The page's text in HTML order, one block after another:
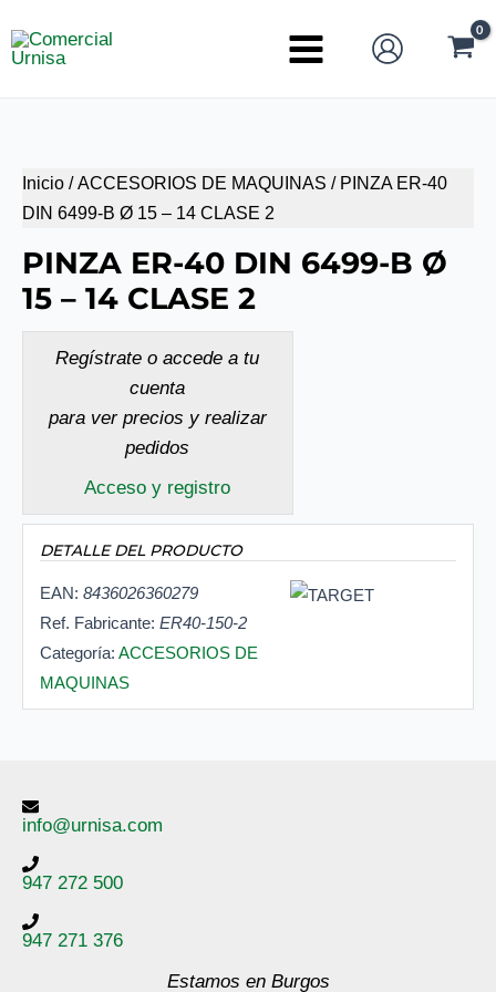
al
Main
Inicio /ACCESORIOS DE MAQUINAS / PINZA ER-40
DIN 6499-B Ø 15 – 14 CLASE 2
PINZA ER-40 DIN 6499-B Ø
15 – 14 CLASE 2
Regístrate o accede a tu
cuenta
para ver precios y realizar
pedidos
Acceso y registro
DETALLE DEL PRODUCTO
EAN: 8436026360279
Ref. Fabricante: ER40-150-2
Categoría: ACCESORIOS DE
MAQUINAS
info@urnisa.com
947 272 500
947 271 376
Estamos en Burgos